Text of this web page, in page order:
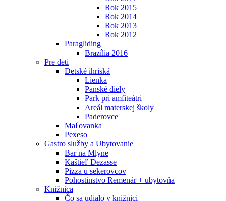
Rok 2015
Rok 2014
Rok 2013
Rok 2012
Paragliding
Brazília 2016
Pre deti
Detské ihriská
Lienka
Panské diely
Park pri amfiteátri
Areál materskej školy
Paderovce
Maľovanka
Pexeso
Gastro služby a Ubytovanie
Bar na Mlyne
Kaštieľ Dezasse
Pizza u sekerovcov
Pohostinstvo Remenár + ubytovňa
Knižnica
Čo sa udialo v knižnici